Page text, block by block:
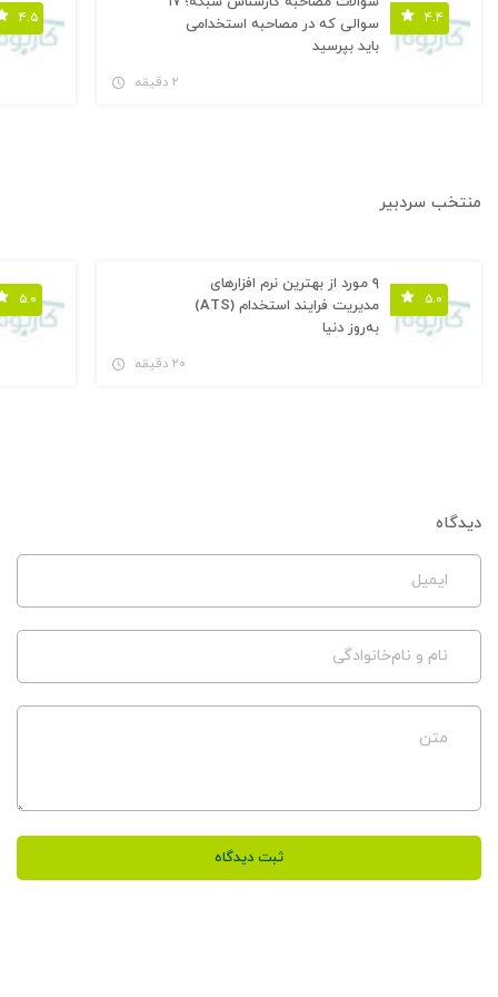
۴.۴
سوالی که در مصاحبه استخدامی
باید بپرسید
۲ دقیقه
۴.۵
منتخب سردبیر
۵.۰
۹ مورد از بهترین نرم افزارهای
مدیریت فرایند استخدام (ATS)
به‌روز دنیا
۲۰ دقیقه
۵.۰
دیدگاه
ایمیل
نام و نام‌خانوادگی
متن
ثبت دیدگاه